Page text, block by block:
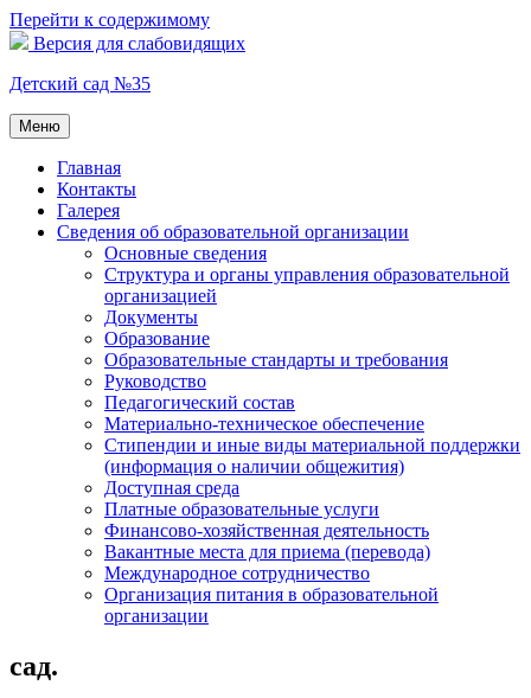
Перейти к содержимому
Версия для слабовидящих
Детский сад №35
Меню
Главная
Контакты
Галерея
Сведения об образовательной организации
Основные сведения
Структура и органы управления образовательной
организацией
Документы
Образование
Образовательные стандарты и требования
Руководство
Педагогический состав
Материально-техническое обеспечение
Стипендии и иные виды материальной поддержки
(информация о наличии общежития)
Доступная среда
Платные образовательные услуги
Финансово-хозяйственная деятельность
Вакантные места для приема (перевода)
Международное сотрудничество
Организация питания в образовательной
организации
сад.